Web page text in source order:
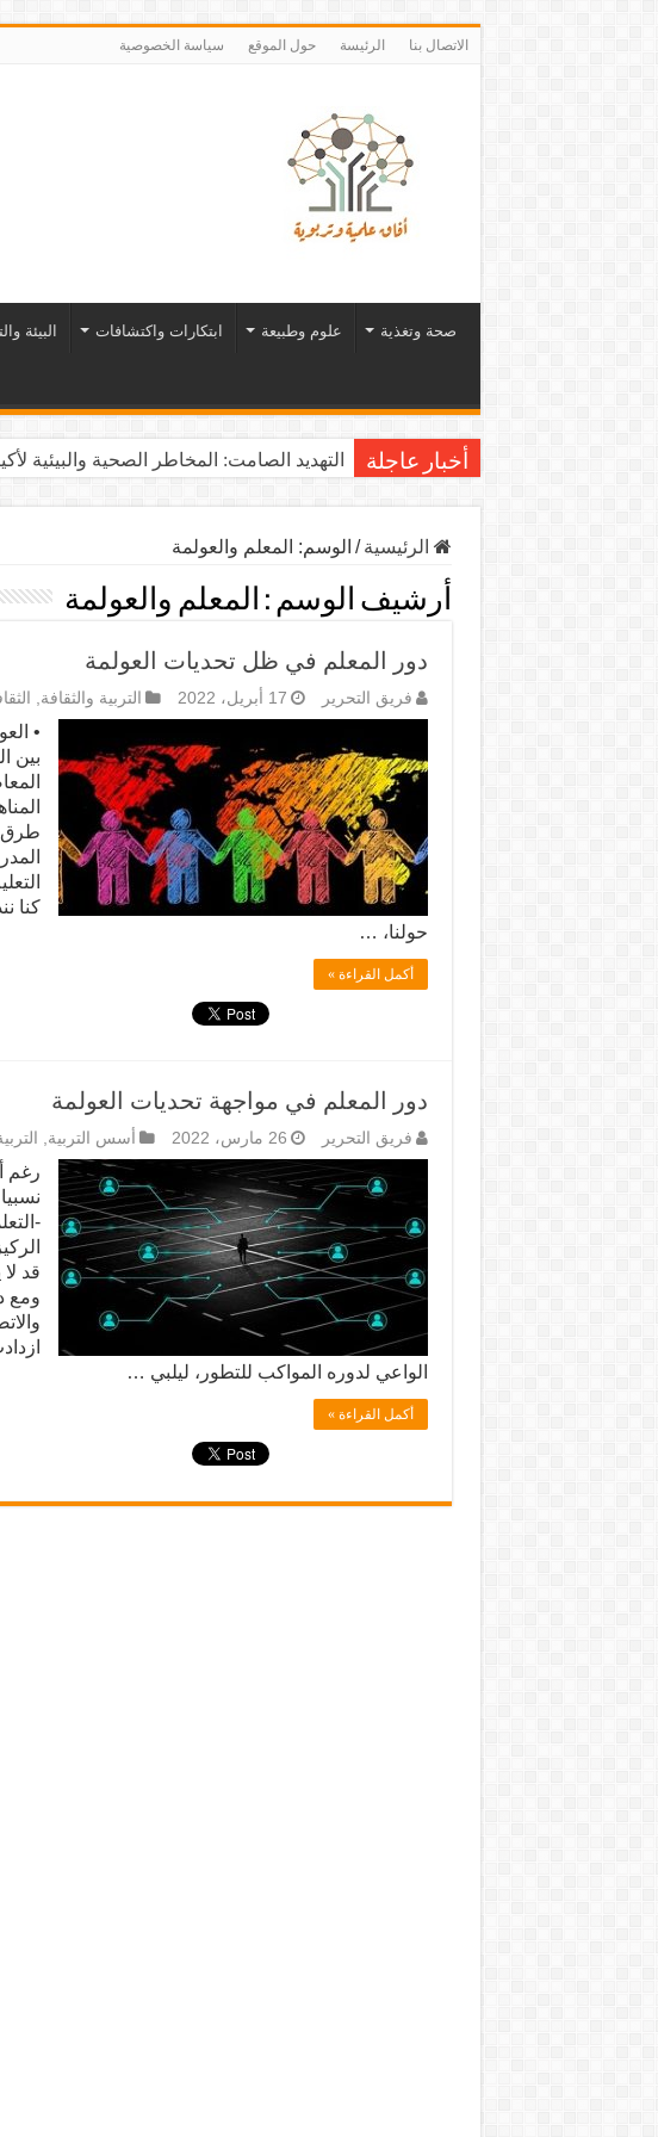
الاتصال بنا الرئيسة حول الموقع سياسة الخصوصية
صحة وتغذية علوم وطبيعة ابتكارات واكتشافات البيئة
أخبار عاجلة التهديد الصامت: المخاطر الصحية والبيئية
الرئيسية / الوسم: المعلم والعولمة
أرشيف الوسم : المعلم والعولمة
دور المعلم في ظل تحديات العولمة
فريق التحرير 17 أبريل، 2022 التربية والثقافة,
•
بين
طرق
كنا
حولنا، …
أكمل القراءة »
دور المعلم في مواجهة تحديات العولمة
فريق التحرير 26 مارس، 2022 أسس التربية,
رغم
-
قد
الواعي لدوره المواكب للتطور، ليلبي …
أكمل القراءة »